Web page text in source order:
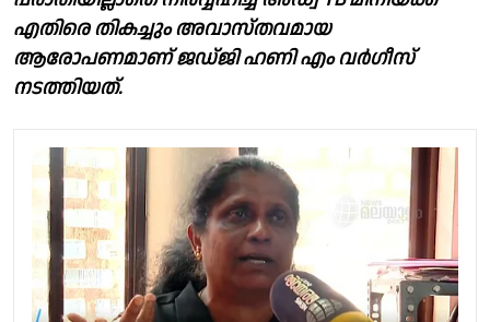
എതിരെ തികച്ചും അവാസ്‌തവമായ
ആരോപണമാണ് ജഡ്‌ജി ഹണി എം വർഗീസ്
നടത്തിയത്.